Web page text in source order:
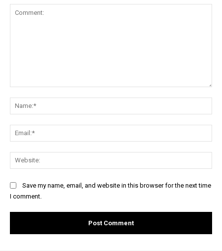
Save my name, email, and website in this browser for the next time
I comment.